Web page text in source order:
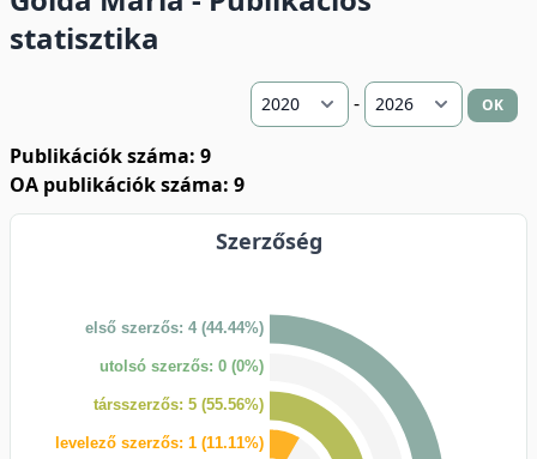
statisztika
- OK
Publikációk száma: 9
OA publikációk száma: 9
Szerzőség
első szerzős: 4 (44.44%)
utolsó szerzős: 0 (0%)
társszerzős: 5 (55.56%)
levelező szerzős: 1 (11.11%)